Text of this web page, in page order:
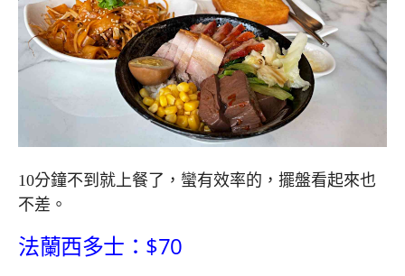
10分鐘不到就上餐了，蠻有效率的，擺盤看起來也
不差。
法蘭西多士：$70